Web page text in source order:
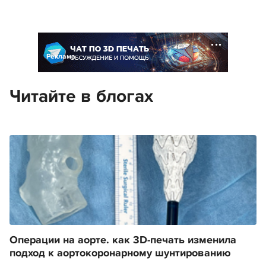
Реклама
Читайте в блогах
Операции на аорте. как 3D-печать изменила
подход к аортокоронарному шунтированию